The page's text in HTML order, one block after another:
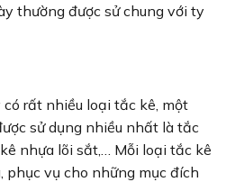
thường được sử chung với ty
rất nhiều loại tắc kê, một
sử dụng nhiều nhất là tắc
kê nhựa lõi sắt,… Mỗi loại tắc kê
phục vụ cho những mục đích